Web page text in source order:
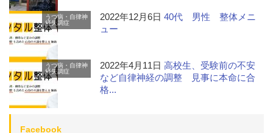
うつ病・自律神
経失調症
2022年12月6日40代 男性 整体メニ
ュー
うつ病・自律神
経失調症
2022年4月11日高校生、受験前の不安
など自律神経の調整 見事に本命に合
格...
Facebook